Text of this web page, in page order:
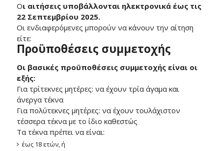
Οι αιτήσεις υποβάλλονται ηλεκτρονικά έως τις
22 Σεπτεμβρίου 2025.
Οι ενδιαφερόμενες μπορούν να κάνουν την αίτηση
είτε:
Προϋποθέσεις συμμετοχής
Οι βασικές προϋποθέσεις συμμετοχής είναι οι
εξής:
Για τρίτεκνες μητέρες: να έχουν τρία άγαμα και
άνεργα τέκνα
Για πολύτεκνες μητέρες: να έχουν τουλάχιστον
τέσσερα τέκνα με το ίδιο καθεστώς
Τα τέκνα πρέπει να είναι:
έως 18 ετών, ή